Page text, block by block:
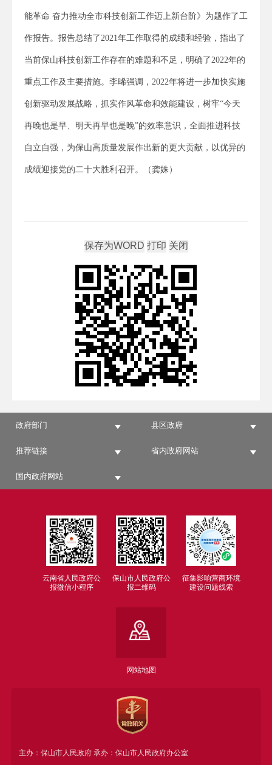
能革命 奋力推动全市科技创新工作迈上新台阶》为题作了工
作报告。报告总结了2021年工作取得的成绩和经验，指出了
当前保山科技创新工作存在的难题和不足，明确了2022年的
重点工作及主要措施。李晞强调，2022年将进一步加快实施
创新驱动发展战略，抓实作风革命和效能建设，树牢“今天
再晚也是早、明天再早也是晚”的效率意识，全面推进科技
自立自强，为保山高质量发展作出新的更大贡献，以优异的
成绩迎接党的二十大胜利召开。（龚姝）
政府部门 县区政府
推荐链接 省内政府网站
国内政府网站
云南省人民政府公
报微信小程序
保山市人民政府公
报二维码
征集影响营商环境
建设问题线索
网站地图
主办：保山市人民政府 承办：保山市人民政府办公室